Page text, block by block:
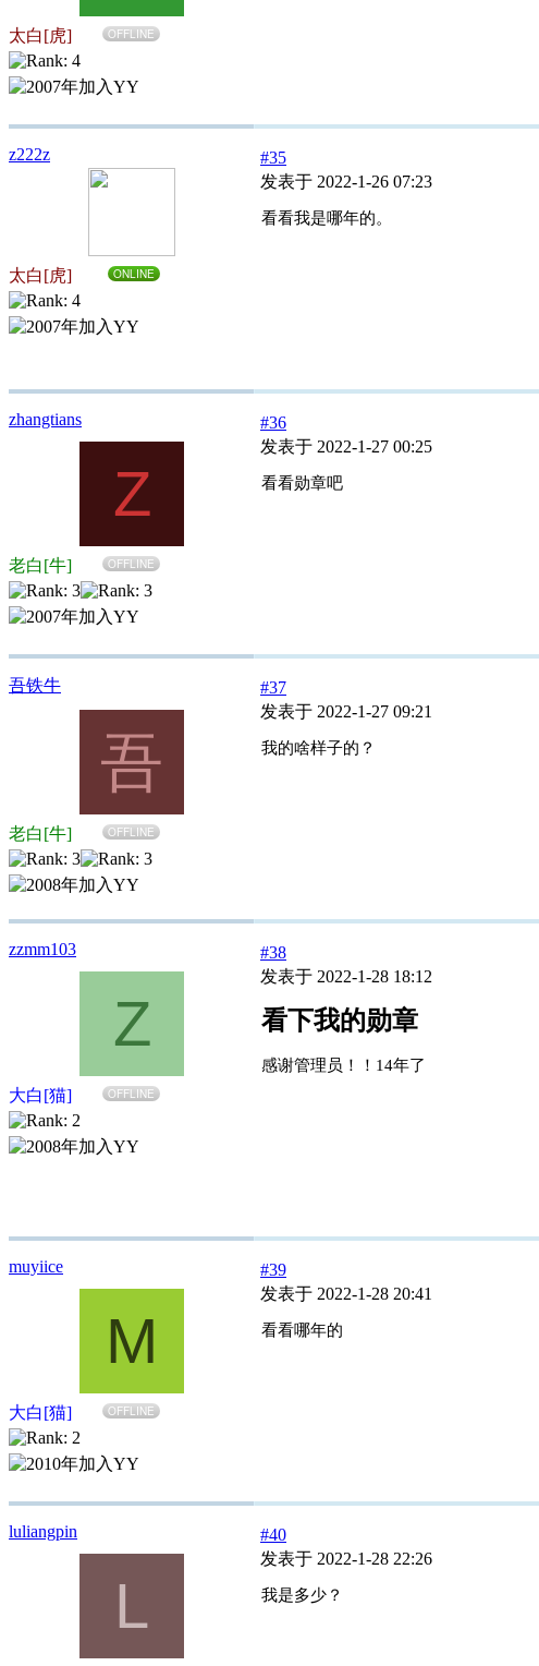
太白[虎] OFFLINE
z222z
太白[虎] ONLINE
#35
发表于 2022-1-26 07:23
看看我是哪年的。
zhangtians
Z
老白[牛] OFFLINE
#36
发表于 2022-1-27 00:25
看看勋章吧
吾铁牛
吾
老白[牛] OFFLINE
#37
发表于 2022-1-27 09:21
我的啥样子的？
zzmm103
Z
大白[猫] OFFLINE
#38
发表于 2022-1-28 18:12
看下我的勋章
感谢管理员！！14年了
muyiice
M
大白[猫] OFFLINE
#39
发表于 2022-1-28 20:41
看看哪年的
luliangpin
L
#40
发表于 2022-1-28 22:26
我是多少？